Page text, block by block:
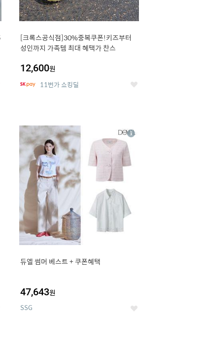
[크록스공식점]30%중복쿠폰!키즈부터
성인까지 가족템 최대 혜택가 찬스
12,600원
11번가 쇼킹딜 좋
20
듀엘 썸머 베스트 + 쿠폰혜택
47,643원
SSG 좋
상